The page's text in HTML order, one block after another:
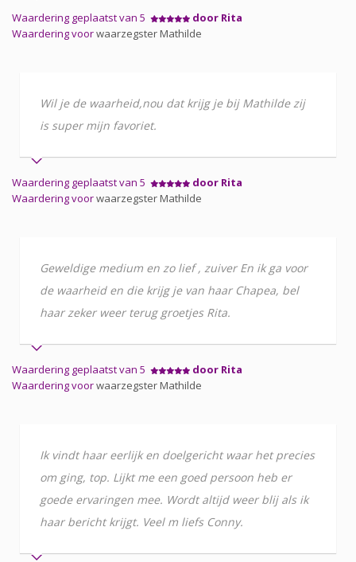
Waardering geplaatst van 5
door Rita
Waardering voorwaarzegster Mathilde
Wil je de waarheid,nou dat krijg je bij Mathilde zij
is super mijn favoriet.
Waardering geplaatst van 5
door Rita
Waardering voorwaarzegster Mathilde
Geweldige medium en zo lief , zuiver En ik ga voor
de waarheid en die krijg je van haar Chapea, bel
haar zeker weer terug groetjes Rita.
Waardering geplaatst van 5
door Rita
Waardering voorwaarzegster Mathilde
Ik vindt haar eerlijk en doelgericht waar het precies
om ging, top. Lijkt me een goed persoon heb er
goede ervaringen mee. Wordt altijd weer blij als ik
haar bericht krijgt. Veel m liefs Conny.